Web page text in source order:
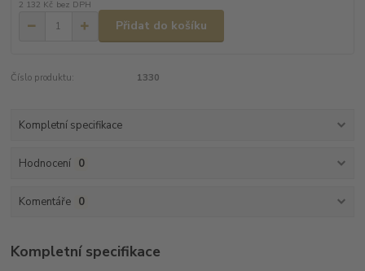
2 132 Kč bez DPH
Přidat do košíku
Číslo produktu: 1330
Kompletní specifikace
Hodnocení 0
Komentáře 0
Kompletní specifikace